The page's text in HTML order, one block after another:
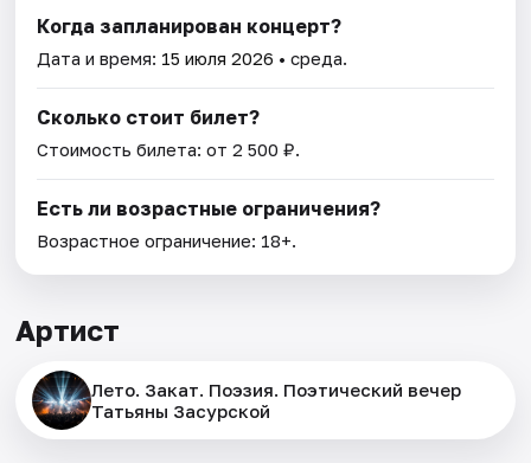
Когда запланирован концерт?
Дата и время: 15 июля 2026 • среда.
Сколько стоит билет?
Стоимость билета: от 2 500 ₽.
Есть ли возрастные ограничения?
Возрастное ограничение: 18+.
Артист
Лето. Закат. Поэзия. Поэтический вечер
Татьяны Засурской